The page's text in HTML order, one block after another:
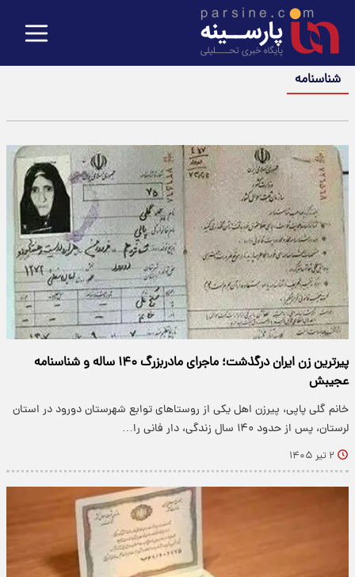
شناسنامه
پیرترین زن ایران درگذشت؛ ماجرای مادربزرگ ۱۴۰ ساله و شناسنامه
عجیبش
خانم گلی پاپی، پیرزن اهل یکی از روستاهای توابع شهرستان دورود در استان
لرستان، پس از حدود ۱۴۰ سال زندگی، دار فانی را…
۲ تیر ۱۴۰۵